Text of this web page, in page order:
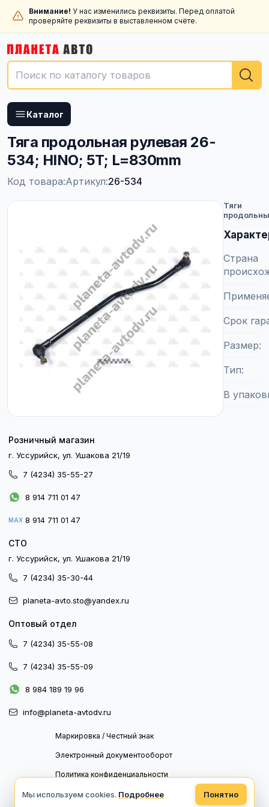
Внимание! У нас изменились реквизиты. Перед оплатой
проверяйте реквизиты в выставленном счёте.
Каталог
Тяга продольная рулевая 26-
534; HINO; 5T; L=830mm
Код товара:Артикул:26-534
Тяги
Страна
Срок
Размер
Тип
В
Розничный магазин
г. Уссурийск, ул. Ушакова 21/19
7 (4234) 35-55-27
8 914 711 01 47
MAX 8 914 711 01 47
СТО
г. Уссурийск, ул. Ушакова 21/19
7 (4234) 35-30-44
planeta-avto.sto@yandex.ru
Оптовый отдел
7 (4234) 35-55-08
7 (4234) 35-55-09
8 984 189 19 96
info@planeta-avtodv.ru
Маркировка / Честный знак
Электронный документооборот
Политика конфиденциальности
Политика обработки персональных данных
Мы используем cookies. Подробнее Понятно